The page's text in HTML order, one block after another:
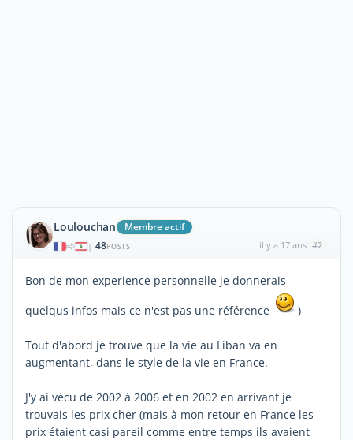
Loulouchan Membre actif
| 48POSTS il y a 17 ans #2
Bon de mon experience personnelle je donnerais
quelqus infos mais ce n'est pas une référence
)
Tout d'abord je trouve que la vie au Liban va en
augmentant, dans le style de la vie en France.
J'y ai vécu de 2002 à 2006 et en 2002 en arrivant je
trouvais les prix cher (mais à mon retour en France les
prix étaient casi pareil comme entre temps ils avaient